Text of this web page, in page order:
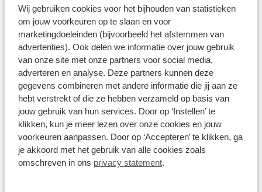
Wij gebruiken cookies voor het bijhouden van statistieken
om jouw voorkeuren op te slaan en voor
marketingdoeleinden (bijvoorbeeld het afstemmen van
advertenties). Ook delen we informatie over jouw gebruik
van onze site met onze partners voor social media,
adverteren en analyse. Deze partners kunnen deze
gegevens combineren met andere informatie die jij aan ze
hebt verstrekt of die ze hebben verzameld op basis van
jouw gebruik van hun services. Door op ‘Instellen’ te
klikken, kun je meer lezen over onze cookies en jouw
voorkeuren aanpassen. Door op ‘Accepteren’ te klikken, ga
je akkoord met het gebruik van alle cookies zoals
omschreven in ons privacy statement.
Ford Puma
47kWh ev gen-e Select 169pk aut
Elektrisch